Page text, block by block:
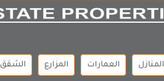
المنازل العمارات المزارع الشقق